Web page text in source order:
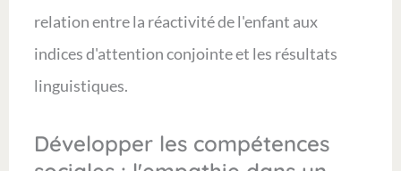
relation entre la réactivité de l'enfant aux
indices d'attention conjointe et les résultats
linguistiques.
Développer les compétences